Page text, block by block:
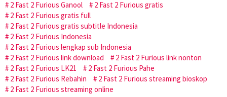
2 Fast 2 Furious Ganool
2 Fast 2 Furious gratis
2 Fast 2 Furious gratis full
2 Fast 2 Furious gratis subtitle Indonesia
2 Fast 2 Furious Indonesia
2 Fast 2 Furious lengkap sub Indonesia
2 Fast 2 Furious link download
2 Fast 2 Furious link nonton
2 Fast 2 Furious LK21
2 Fast 2 Furious Pahe
2 Fast 2 Furious Rebahin
2 Fast 2 Furious streaming bioskop
2 Fast 2 Furious streaming online